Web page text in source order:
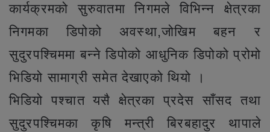
कार्यक्रमको सुरुवातमा निगमले विभिन्न क्षेत्रका
निगमका डिपोको अवस्था,जोखिम बहन र
सुदुरपश्चिममा बन्ने डिपोको आधुनिक डिपोको प्रोमो
भिडियो सामाग्री समेत देखाएको थियो ।
भिडियो पश्चात यसै क्षेत्रका प्रदेस साँसद तथा
सुदुरपश्चिमका कृषि मन्त्री बिरबहादुर थापाले